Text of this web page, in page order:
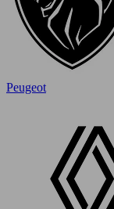
Peugeot